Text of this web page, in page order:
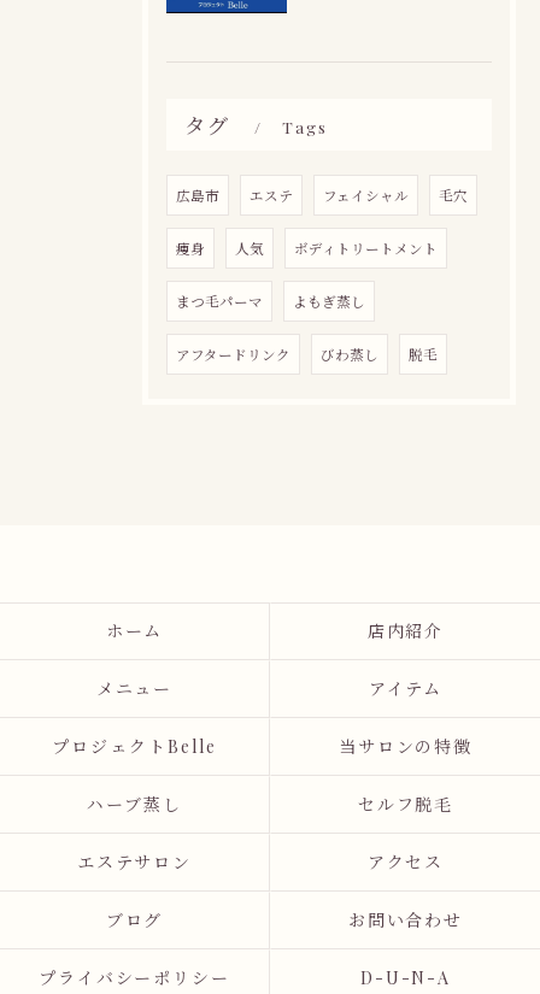
タグ Tags
広島市 エステ フェイシャル 毛穴
痩身 人気 ボディトリートメント
まつ毛パーマ よもぎ蒸し
アフタードリンク びわ蒸し 脱毛
ホーム 店内紹介
メニュー アイテム
プロジェクトBelle 当サロンの特徴
ハーブ蒸し セルフ脱毛
エステサロン アクセス
ブログ お問い合わせ
プライバシーポリシー D-U-N-A